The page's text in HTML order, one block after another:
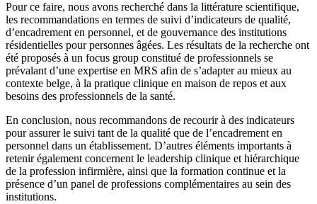
Pour ce faire, nous avons recherché dans la littérature scientifique,
les recommandations en termes de suivi d’indicateurs de qualité,
d’encadrement en personnel, et de gouvernance des institutions
résidentielles pour personnes âgées. Les résultats de la recherche ont
été proposés à un focus group constitué de professionnels se
prévalant d’une expertise en MRS afin de s’adapter au mieux au
contexte belge, à la pratique clinique en maison de repos et aux
besoins des professionnels de la santé.
En conclusion, nous recommandons de recourir à des indicateurs
pour assurer le suivi tant de la qualité que de l’encadrement en
personnel dans un établissement. D’autres éléments importants à
retenir également concernent le leadership clinique et hiérarchique
de la profession infirmière, ainsi que la formation continue et la
présence d’un panel de professions complémentaires au sein des
institutions.